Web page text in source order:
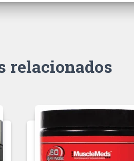
relacionados